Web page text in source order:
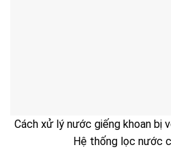
Cách xử lý nước giếng khoan bị
Hệ thống lọc nước